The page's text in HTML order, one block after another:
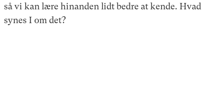
så vi kan lære hinanden lidt bedre at kende. Hvad
synes I om det?